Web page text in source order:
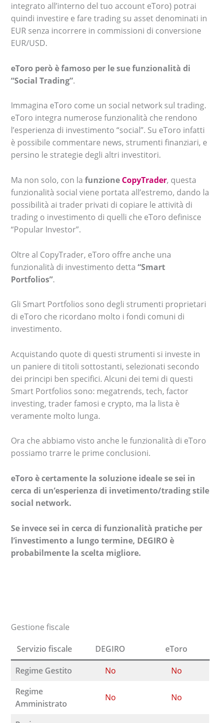
integrato all’interno del tuo account eToro) potrai
quindi investire e fare trading su asset denominati in
EUR senza incorrere in commissioni di conversione
EUR/USD.
eToro però è famoso per le sue funzionalità di
“Social Trading”.
Immagina eToro come un social network sul trading.
eToro integra numerose funzionalità che rendono
l’esperienza di investimento “social”. Su eToro infatti
è possibile commentare news, strumenti finanziari, e
persino le strategie degli altri investitori.
Ma non solo, con lafunzione CopyTrader, questa
funzionalità social viene portata all’estremo, dando la
possibilità ai trader privati di copiare le attività di
trading o investimento di quelli che eToro definisce
“Popular Investor”.
Oltre al CopyTrader, eToro offre anche una
funzionalità di investimento detta“Smart
Portfolios”.
Gli Smart Portfolios sono degli strumenti proprietari
di eToro che ricordano molto i fondi comuni di
investimento.
Acquistando quote di questi strumenti si investe in
un paniere di titoli sottostanti, selezionati secondo
dei principi ben specifici. Alcuni dei temi di questi
Smart Portfolios sono: megatrends, tech, factor
investing, trader famosi e crypto, ma la lista è
veramente molto lunga.
Ora che abbiamo visto anche le funzionalità di eToro
possiamo trarre le prime conclusioni.
eToro è certamente la soluzione ideale se sei in
cerca di un’esperienza di invetimento/trading stile
social network.
Se invece sei in cerca di funzionalità pratiche per
l’investimento a lungo termine, DEGIRO è
probabilmente la scelta migliore.
Gestione fiscale
Servizio fiscale
DEGIRO
eToro
Regime Gestito
No
No
Regime
Amministrato
No No